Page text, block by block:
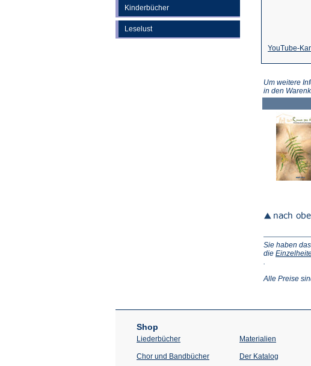
Kinderbücher
Leselust
YouTube-
Um weitere
in den
Sie haben
die
einem
.
Alle Preise
Shop
Liederbücher
Chor und Bandbücher
Materialien
Der Katalog